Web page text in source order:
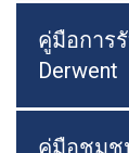
คู่มือการ
Derwent